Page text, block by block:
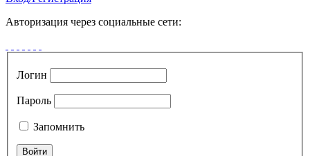
Авторизация через социальные сети:
Логин
Пароль
Запомнить